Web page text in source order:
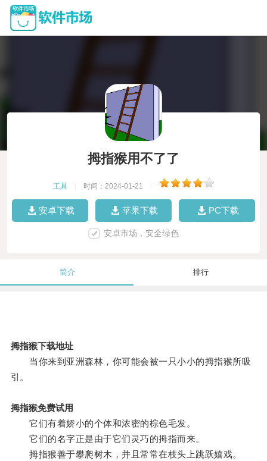
拇指猴用不了了
工具 时间：2024-01-21
安卓下载 苹果下载 PC下载
安卓市场，安全绿色
简介 排行
拇指猴下载地址
当你来到亚洲森林，你可能会被一只小小的拇指猴所吸
引。
拇指猴免费试用
它们有着娇小的个体和浓密的棕色毛发。
它们的名字正是由于它们灵巧的拇指而来。
拇指猴善于攀爬树木，并且常常在枝头上跳跃嬉戏。